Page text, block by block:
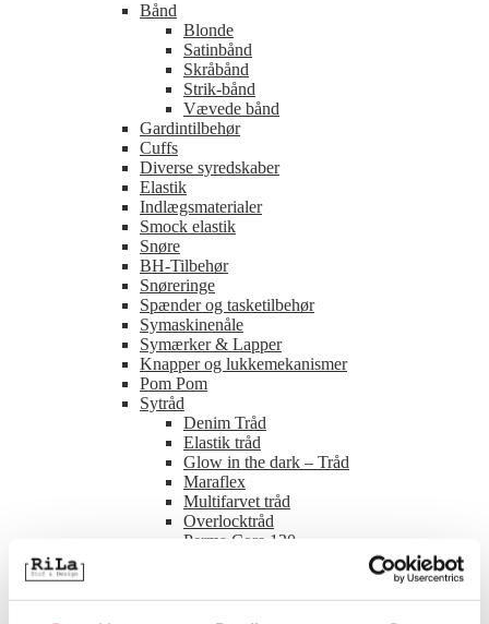
Bånd
Blonde
Satinbånd
Skråbånd
Strik-bånd
Vævede bånd
Gardintilbehør
Cuffs
Diverse syredskaber
Elastik
Indlægsmaterialer
Smock elastik
Snøre
BH-Tilbehør
Snøreringe
Spænder og tasketilbehør
Symaskinenåle
Symærker & Lapper
Knapper og lukkemekanismer
Pom Pom
Sytråd
Denim Tråd
Elastik tråd
Glow in the dark – Tråd
Maraflex
Multifarvet tråd
Overlocktråd
Perma Core 120
Usynlig Sytråd
Ekstra stærk tråd